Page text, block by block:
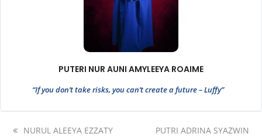
PUTERI NUR AUNI AMYLEEYA ROAIME
“If you don’t take risks, you can’t create a future – Luffy”
NURUL ALEEYA EZZATY
PUTRI ADRINA SYAZWIN